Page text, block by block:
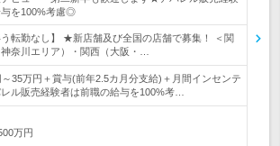
与を100%考慮◎
う転勤なし】 ★新店舗及び全国の店舗で募集！ ＜関
奈川エリア）・関西（大阪・…
～35万円＋賞与(前年2.5カ月分支給)＋月間インセンテ
ル販売経験者は前職の給与を100%考…
万円